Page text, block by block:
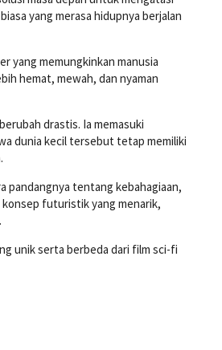
yang merasa hidupnya berjalan
yang memungkinkan manusia
hemat, mewah, dan nyaman
drastis. Ia memasuki
dunia kecil tersebut tetap memiliki
pandangnya tentang kebahagiaan,
konsep futuristik yang menarik,
unik serta berbeda dari film sci-fi